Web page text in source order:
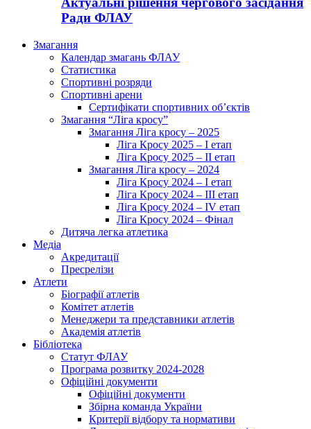
Ради ФЛАУ
Змагання
Календар змагань ФЛАУ
Статистика
Спортивні розряди
Спортивні арени
Сертифікати спортивних об’єктів
Змагання “Ліга кросу”
Змагання Ліга кросу – 2025
Ліга Кросу 2025 – I етап
Ліга Кросу 2025 – II етап
Змагання Ліга кросу – 2024
Ліга Кросу 2024 – I етап
Ліга Кросу 2024 – III етап
Ліга Кросу 2024 – IV етап
Ліга Кросу 2024 – Фінал
Дитяча легка атлетика
Медіа
Акредитації
Пресрелізи
Атлети
Біографії атлетів
Комітет атлетів
Менеджери та представники атлетів
Академія атлетів
Бібліотека
Статут ФЛАУ
Програма розвитку 2024-2028
Офіційні документи
Офіційні документи
Збірна команда України
Критерії відбору та нормативи